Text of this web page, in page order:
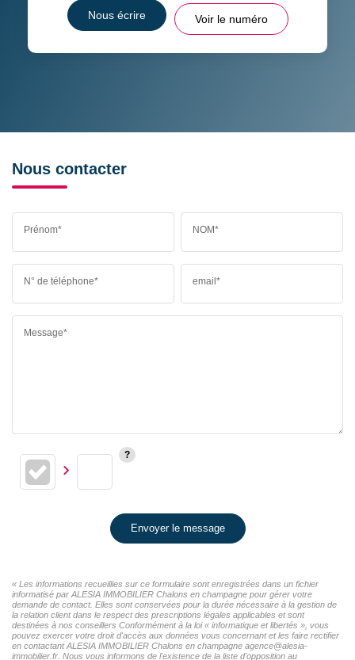
Nous écrire Voir le numéro
Nous contacter
Prénom* NOM*
N° de téléphone* email*
Message*
Envoyer le message
« Les informations recueillies sur ce formulaire sont enregistrées dans un fichier
informatisé par ALESIA IMMOBILIER Chalons en champagne pour gérer votre
demande de contact. Elles sont conservées pour la durée nécessaire à la gestion de
la relation client dans le respect des prescriptions légales applicables et sont
destinées à nos conseillers Conformément à la loi « informatique et libertés », vous
pouvez exercer votre droit d'accès aux données vous concernant et les faire rectifier
en contactant ALESIA IMMOBILIER Chalons en champagne agence@alesia-
immobilier.fr. Nous vous informons de l'existence de la liste d'opposition au